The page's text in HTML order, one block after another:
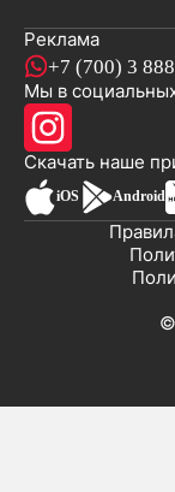
Реклама
+7 (700) 3
Мы в
Скачать наше
iOS Android
©